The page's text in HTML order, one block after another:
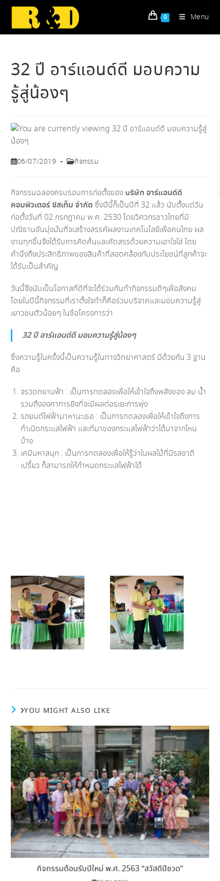
Skip
content
0 Menu
32 ปี อาร์แอนด์ดี มอบความ
รู้สู่น้องๆ
Post06/07/2019
Postกิจกรรม
กิจกรรมฉลองครบรอบการก่อตั้งของ บริษัท อาร์แอนด์ดี
คอมพิวเตอร์ ซิสเท็ม จำกัด ซึ่งปีนี้ก็เป็นปีที่ 32 แล้ว นับตั้งแต่วัน
ก่อตั้งวันที่ 02 กรกฎาคม พ.ศ. 2530 โดยวิศวกรชาวไทยที่มี
ปณิธานอันมุ่งมั่นที่จะสร้างสรรค์ผลงานเทคโนโลยีเพื่อคนไทย ผล
งานทุกชิ้นจึงได้รับการคิดค้นและคัดสรรด้วยความเอาใจใส่ โดย
คำนึงถึงประสิทธิภาพของสินค้าที่สอดคล้องกับประโยชน์ที่ลูกค้าจะ
ได้รับเป็นสำคัญ
วันนี้จึงนับเป็นโอกาสที่ดีที่จะได้ร่วมกันทำกิจกรรมดีๆเพื่อสังคม
โดยในปีนี้กิจกรรมที่เราตั้งใจทำก็คือร่วมบริจาคและมอบความรู้สู่
เยาวชนตัวน้อยๆ ในชื่อโครงการว่า
32 ปี อาร์แอนด์ดี มอบความรู้สู่น้องๆ
ซึ่งความรู้ในครั้งนี้เป็นความรู้ในทางวิทยาศาสตร์ มีด้วยกัน 3 ฐาน
คือ
จรวดทยานฟ้า : เป็นการทดลองเพื่อให้เข้าใจถึงพลังของ ลม น้ำ
รวมถึงองศาการยิงที่จะมีผลต่อระยะการพุ่ง
รถยนต์ไฟฟ้ามาหานะเธอ : เป็นการทดลองเพื่อให้เข้าใจถึงการ
กำเนิดกระแสไฟฟ้า และที่มาของกระแสไฟฟ้าว่าได้มาจากไหน
บ้าง
เคมีมหาสนุก : เป็นการทดลองเพื่อให้รู้ว่าในผลไม้ที่มีรสชาติ
เปรี้ยว ก็สามารถให้กำหนดกระแสไฟฟ้าได้
YOU MIGHT ALSO LIKE
กิจกรรมต้อนรับปีใหม่ พ.ศ. 2563 “สวัสดีปีชวด”